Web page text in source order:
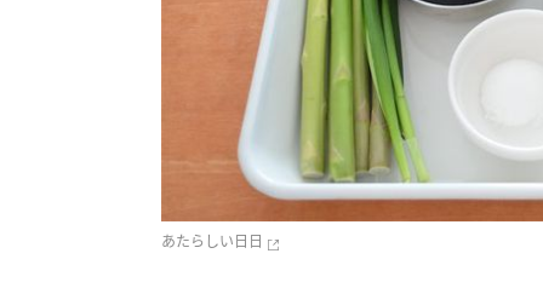
あたらしい日日